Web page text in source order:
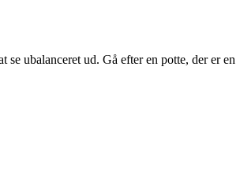
ubalanceret ud. Gå efter en potte, der er en